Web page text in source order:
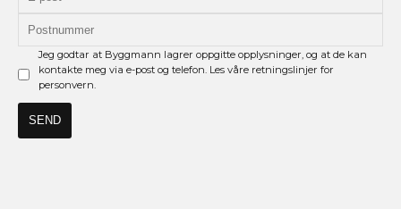
Jeg godtar at Byggmann lagrer oppgitte opplysninger, og at de kan
kontakte meg via e-post og telefon. Les våre retningslinjer for
personvern.